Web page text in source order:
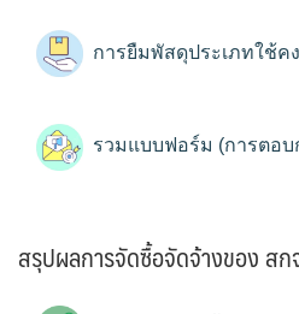
การยืมพัสดุประเภทใช้ค
รวมแบบฟอร์ม (การตอ
สรุปผลการจัดซื้อจัดจ้างของ สก